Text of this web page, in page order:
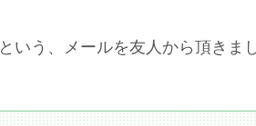
という、メールを友人から頂きま